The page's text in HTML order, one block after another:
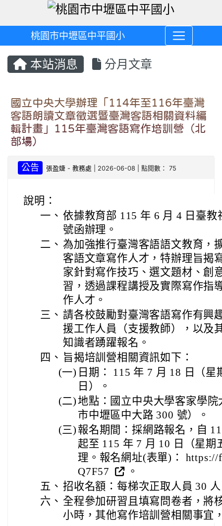
桃園市中壢區中平國小
本站消息 分月文章
國立中央大學辦理「114年至116年臺灣
客語朗讀文章徵選暨臺灣客語相關資料編
輯計畫」115年臺灣客語寫作培訓營（北
部場）
公告 張盈婕 -教務處 | 2026-06-08 | 點閱數： 75
說明：
一、 依據教育部 115 年 6 月 4 日臺
號函辦理。
二、 為加強推行臺灣客語語文教育，
客語文章寫作人才，特辦理旨揭
家針對寫作技巧、選文題材、創
習，透過課程講授及實際寫作指
作人才。
三、 請各校鼓勵對臺灣客語寫作有興
援工作人員（支援教師），以及
知識者踴躍報名。
四、 旨揭培訓營相關資訊如下：
(一) 日期： 115 年 7 月 18 日（
日）。
(二)地點：國立中央大學客家學
市中壢區中大路 300 號）。
(三) 報名期間：採網路報名，自
起至 115 年 7 月 10 日（星
理。報名網址(表單)： https://
Q7F57
。
五、 招收名額：每梯次正取人員 30
六、 全程參加研習且填寫問卷者，將
小時，其他寫作培訓營相關事宜